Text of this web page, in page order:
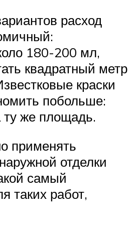
расход
180-200 мл,
квадратный метр
краски
побольше:
же площадь.
применять
отделки
самый
таких работ,